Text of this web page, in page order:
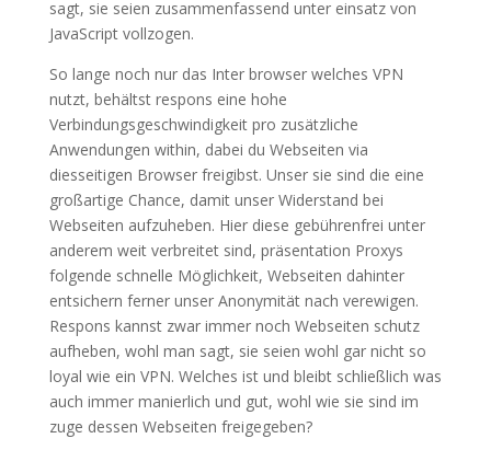
sagt, sie seien zusammenfassend unter einsatz von
JavaScript vollzogen.
So lange noch nur das Inter browser welches VPN
nutzt, behältst respons eine hohe
Verbindungsgeschwindigkeit pro zusätzliche
Anwendungen within, dabei du Webseiten via
diesseitigen Browser freigibst. Unser sie sind die eine
großartige Chance, damit unser Widerstand bei
Webseiten aufzuheben. Hier diese gebührenfrei unter
anderem weit verbreitet sind, präsentation Proxys
folgende schnelle Möglichkeit, Webseiten dahinter
entsichern ferner unser Anonymität nach verewigen.
Respons kannst zwar immer noch Webseiten schutz
aufheben, wohl man sagt, sie seien wohl gar nicht so
loyal wie ein VPN. Welches ist und bleibt schließlich was
auch immer manierlich und gut, wohl wie sie sind im
zuge dessen Webseiten freigegeben?